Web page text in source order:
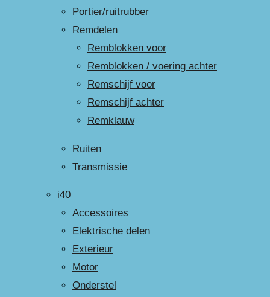
Portier/ruitrubber
Remdelen
Remblokken voor
Remblokken / voering achter
Remschijf voor
Remschijf achter
Remklauw
Ruiten
Transmissie
i40
Accessoires
Elektrische delen
Exterieur
Motor
Onderstel